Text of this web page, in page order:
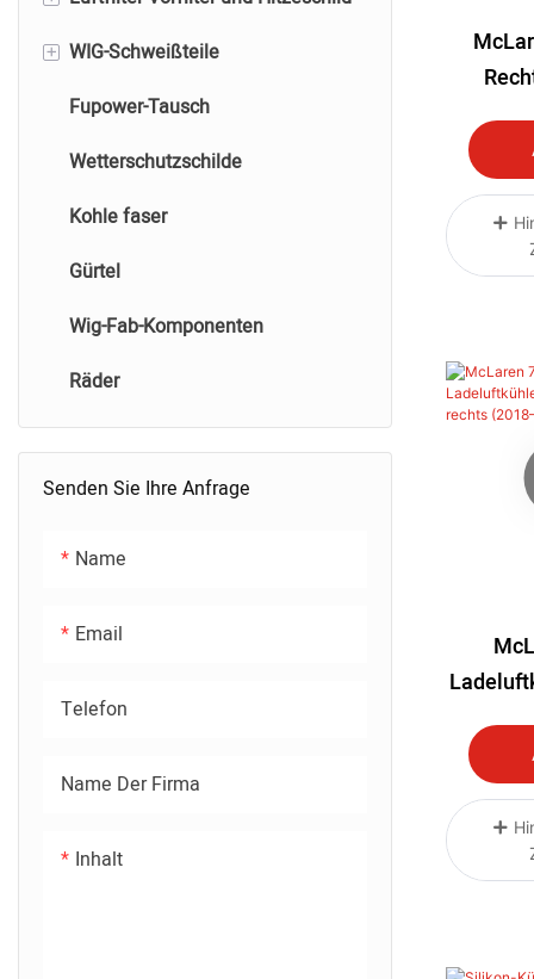
Luftfilter und Vorfilter
Wärmedecke
+ WIG-Schweißteile
WIG-Titan-Schweißteile
WIG-Edelstahlschweißen
WIG-Aluminiumschweißen
WIG-Kohlenstofffaserschweißen
Fupower-Tausch
Wetterschutzschilde
Kohle faser
Gürtel
Wig-Fab-Komponenten
Räder
Senden Sie Ihre Anfrage
Name
Email
Telefon
Name Der Firma
Inhalt
Hinten